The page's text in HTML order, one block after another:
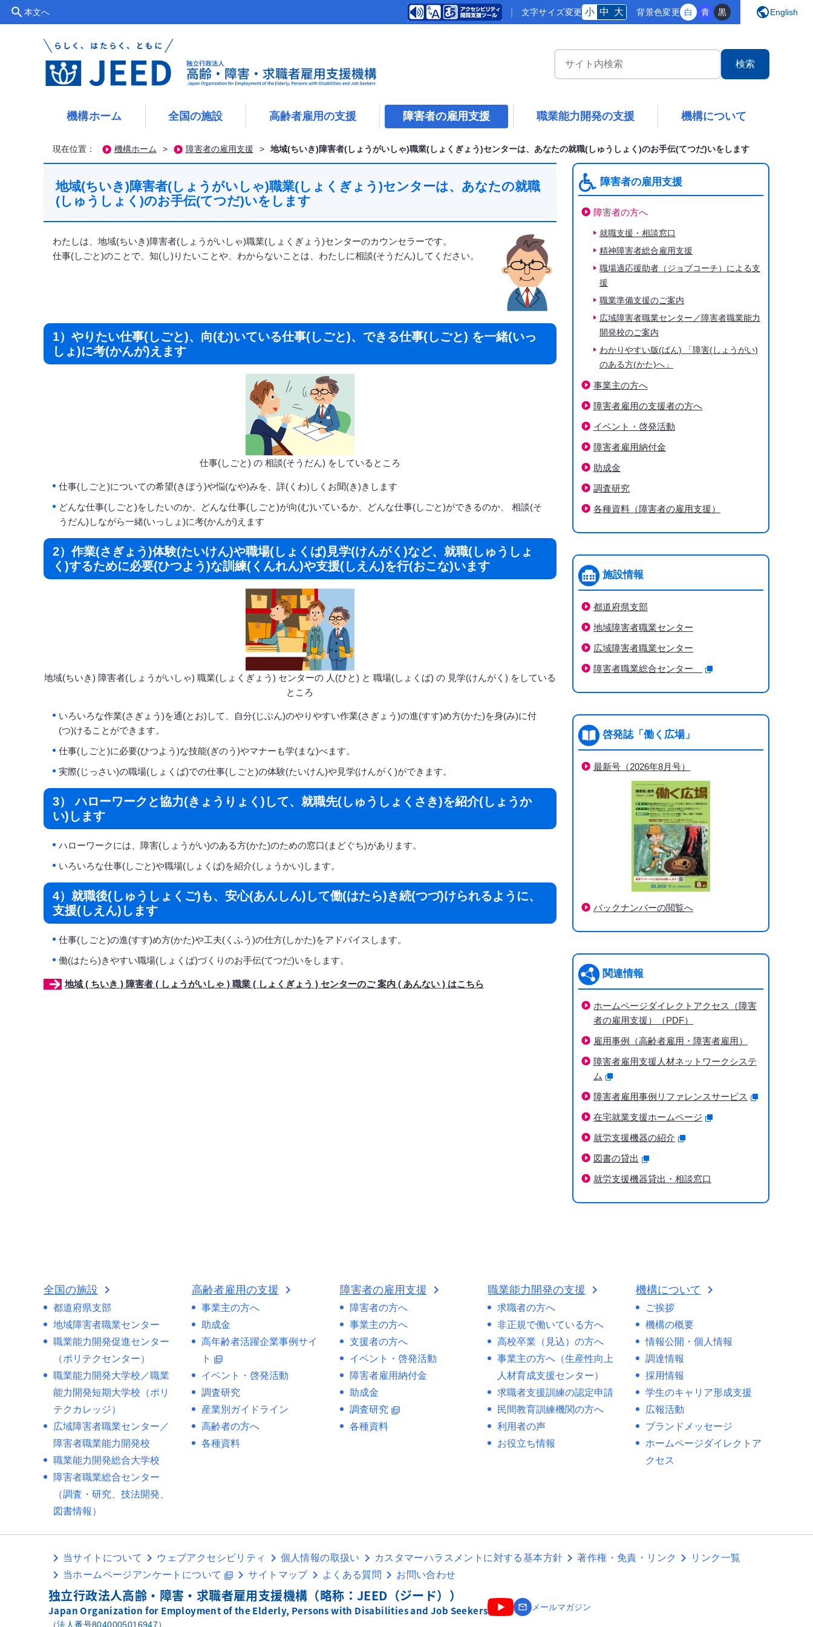
search本文へ 文字サイズ変更 小 中 大 背景色変更 白 青 黒 publicEnglish
サイト内検索
機構ホーム 全国の施設 高齢者雇用の支援 障害者の雇用支援 職業能力開発の支援 機構について
現在位置： 機構ホーム > 障害者の雇用支援 > 地域(ちいき)障害者(しょうがいしゃ)職業(しょくぎょう)センターは、あなたの就職(しゅうしょく)のお手伝(てつだ)いをします
地域(ちいき)障害者(しょうがいしゃ)職業(しょくぎょう)センターは、あなたの就職
(しゅうしょく)のお手伝(てつだ)いをします
わたしは、地域(ちいき)障害者(しょうがいしゃ)職業(しょくぎょう)センターのカウンセラーです。
仕事(しごと)のことで、知(し)りたいことや、わからないことは、わたしに相談(そうだん)してください。
1）やりたい仕事(しごと)、向(む)いている仕事(しごと)、できる仕事(しごと) を一緒(いっ
しょ)に考(かんが)えます
仕事(しごと) の 相談(そうだん) をしているところ
仕事(しごと)についての希望(きぼう)や悩(なや)みを、詳(くわ)しくお聞(き)きします
どんな仕事(しごと)をしたいのか、どんな仕事(しごと)が向(む)いているか、どんな仕事(しごと)ができるのか、 相談(そ
うだん)しながら一緒(いっしょ)に考(かんが)えます
2）作業(さぎょう)体験(たいけん)や職場(しょくば)見学(けんがく)など、就職(しゅうしょ
く)するために必要(ひつよう)な訓練(くんれん)や支援(しえん)を行(おこな)います
地域(ちいき) 障害者(しょうがいしゃ) 職業(しょくぎょう) センターの 人(ひと) と 職場(しょくば) の 見学(けんがく) をしている
ところ
いろいろな作業(さぎょう)を通(とお)して、自分(じぶん)のやりやすい作業(さぎょう)の進(すす)め方(かた)を身(み)に付
(つ)けることができます。
仕事(しごと)に必要(ひつよう)な技能(ぎのう)やマナーも学(まな)べます。
実際(じっさい)の職場(しょくば)での仕事(しごと)の体験(たいけん)や見学(けんがく)ができます。
3） ハローワークと協力(きょうりょく)して、就職先(しゅうしょくさき)を紹介(しょうか
い)します
ハローワークには、障害(しょうがい)のある方(かた)のための窓口(まどぐち)があります。
いろいろな仕事(しごと)や職場(しょくば)を紹介(しょうかい)します。
4）就職後(しゅうしょくご)も、安心(あんしん)して働(はたら)き続(つづ)けられるように、
支援(しえん)します
仕事(しごと)の進(すす)め方(かた)や工夫(くふう)の仕方(しかた)をアドバイスします。
働(はたら)きやすい職場(しょくば)づくりのお手伝(てつだ)いをします。
地域 ( ちいき ) 障害者 ( しょうがいしゃ ) 職業 ( しょくぎょう ) センターのご 案内 ( あんない ) はこちら
障害者の雇用支援
障害者の方へ
下階層ページがない場合、項目は表示されません
就職支援・相談窓口
精神障害者総合雇用支援
職場適応援助者（ジョブコーチ）による支
援
職業準備支援のご案内
広域障害者職業センター／障害者職業能力
開発校のご案内
わかりやすい版(ばん) 「障害(しょうがい)
のある方(かた)へ」
事業主の方へ
障害者雇用の支援者の方へ
イベント・啓発活動
障害者雇用納付金
助成金
調査研究
各種資料（障害者の雇用支援）
施設情報
都道府県支部
地域障害者職業センター
広域障害者職業センター
障害者職業総合センター
啓発誌「働く広場」
最新号（2026年8月号）
バックナンバーの閲覧へ
関連情報
ホームページダイレクトアクセス（障害
者の雇用支援）（PDF）
雇用事例（高齢者雇用・障害者雇用）
障害者雇用支援人材ネットワークシステ
ム
障害者雇用事例リファレンスサービス
在宅就業支援ホームページ
就労支援機器の紹介
図書の貸出
就労支援機器貸出・相談窓口
全国の施設
都道府県支部
地域障害者職業センター
職業能力開発促進センター
（ポリテクセンター）
職業能力開発大学校／職業
能力開発短期大学校（ポリ
テクカレッジ）
広域障害者職業センター／
障害者職業能力開発校
職業能力開発総合大学校
障害者職業総合センター
（調査・研究、技法開発、
図書情報）
高齢者雇用の支援
事業主の方へ
助成金
高年齢者活躍企業事例サイ
ト picture_as_pdf
イベント・啓発活動
調査研究
産業別ガイドライン
高齢者の方へ
各種資料
障害者の雇用支援
障害者の方へ
事業主の方へ
支援者の方へ
イベント・啓発活動
障害者雇用納付金
助成金
調査研究 picture_as_pdf
各種資料
職業能力開発の支援
求職者の方へ
非正規で働いている方へ
高校卒業（見込）の方へ
事業主の方へ（生産性向上
人材育成支援センター）
求職者支援訓練の認定申請
民間教育訓練機関の方へ
利用者の声
お役立ち情報
機構について
ご挨拶
機構の概要
情報公開・個人情報
調達情報
採用情報
学生のキャリア形成支援
広報活動
ブランドメッセージ
ホームページダイレクトア
クセス
当サイトについて ウェブアクセシビリティ 個人情報の取扱い カスタマーハラスメントに対する基本方針 著作権・免責・リンク
リンク一覧
当ホームページアンケートについて picture_as_pdf サイトマップ よくある質問 お問い合わせ
独立行政法人高齢・障害・求職者雇用支援機構（略称：JEED（ジード））
Japan Organization for Employment of the Elderly, Persons with Disabilities and Job Seekers
（法人番号8040005016947）
email メールマガジン